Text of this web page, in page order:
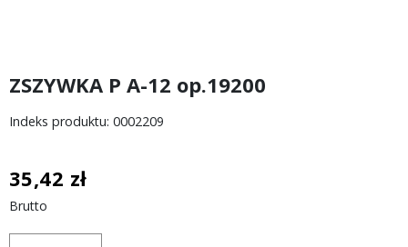
ZSZYWKA P A-12 op.19200
Indeks produktu: 0002209
35,42 zł
Brutto